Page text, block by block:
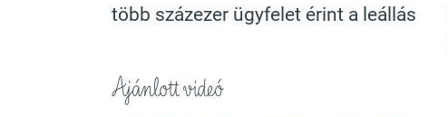
több százezer ügyfelet érint a leállás
Ajánlott videó